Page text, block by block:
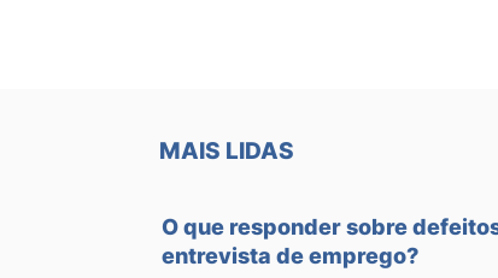
MAIS LIDAS
O que responder sobre
entrevista de emprego?